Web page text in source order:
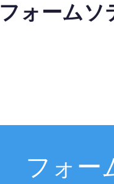
フォームソ
フォー